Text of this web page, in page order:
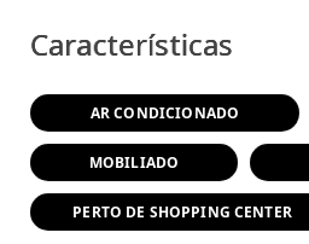
Características
AR CONDICIONADO
MOBILIADO
PERTO DE SHOPPING CENTER